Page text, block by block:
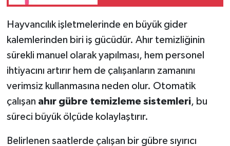
Hayvancılık işletmelerinde en büyük gider
kalemlerinden biri iş gücüdür. Ahır temizliğinin
sürekli manuel olarak yapılması, hem personel
ihtiyacını artırır hem de çalışanların zamanını
verimsiz kullanmasına neden olur. Otomatik
çalışan ahır gübre temizleme sistemleri, bu
süreci büyük ölçüde kolaylaştırır.
Belirlenen saatlerde çalışan bir gübre sıyırıcı